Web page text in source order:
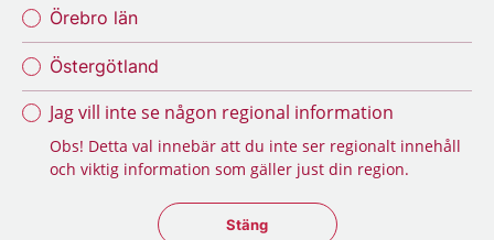
Örebro län
Östergötland
Jag vill inte se någon regional information
Obs! Detta val innebär att du inte ser regionalt innehåll
och viktig information som gäller just din region.
Stäng regionsväljaren
Stäng